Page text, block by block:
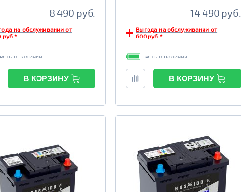
8 490 руб.
на обслуживании от
руб.*
есть в наличии
В КОРЗИНУ
14 490 руб.
Выгода на обслуживании от
600 руб.*
есть в наличии
В КОРЗИНУ